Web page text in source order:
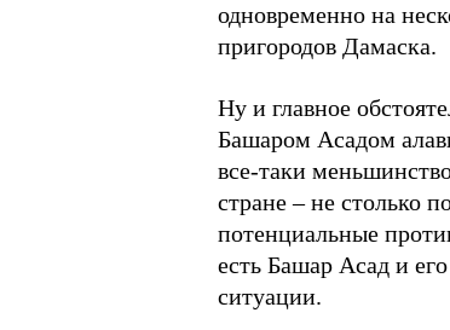
одновременно на
пригородов Дамаска.
Ну и главное
Башаром Асадом
все-таки
стране – не столько
потенциальные
есть Башар Асад и
ситуации.